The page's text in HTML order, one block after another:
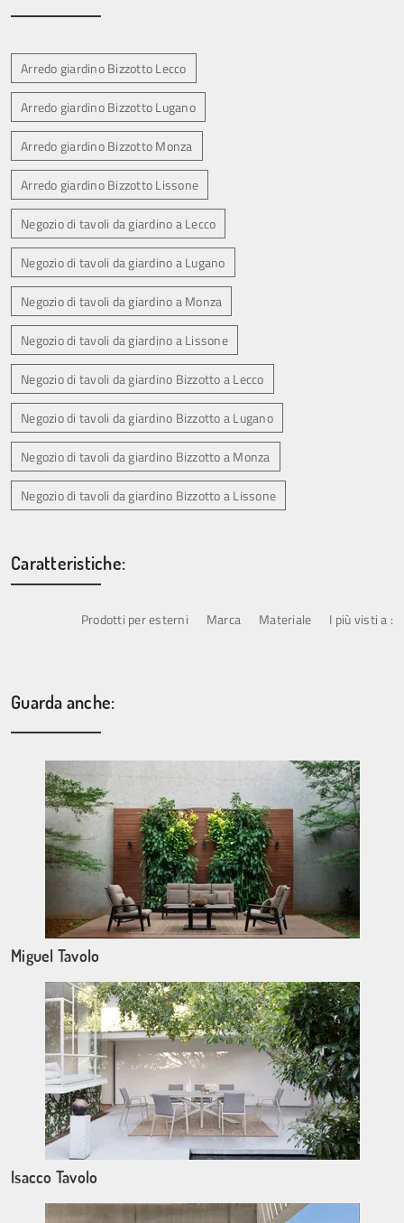
Arredo giardino Bizzotto Lecco
Arredo giardino Bizzotto Lugano
Arredo giardino Bizzotto Monza
Arredo giardino Bizzotto Lissone
Negozio di tavoli da giardino a Lecco
Negozio di tavoli da giardino a Lugano
Negozio di tavoli da giardino a Monza
Negozio di tavoli da giardino a Lissone
Negozio di tavoli da giardino Bizzotto a Lecco
Negozio di tavoli da giardino Bizzotto a Lugano
Negozio di tavoli da giardino Bizzotto a Monza
Negozio di tavoli da giardino Bizzotto a Lissone
Caratteristiche:
Prodotti per esterni Marca Materiale I più visti a :
Guarda anche:
Miguel Tavolo
Isacco Tavolo